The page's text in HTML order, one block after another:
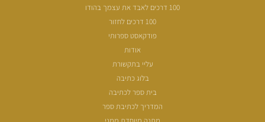
100 דרכים לאבד את עצמך בהודו
100 דרכים לחזור
פודקאסט ספרותי
אודות
עליי בתקשורת
בלוג כתיבה
בית ספר לכתיבה
המדריך לכתיבת ספר